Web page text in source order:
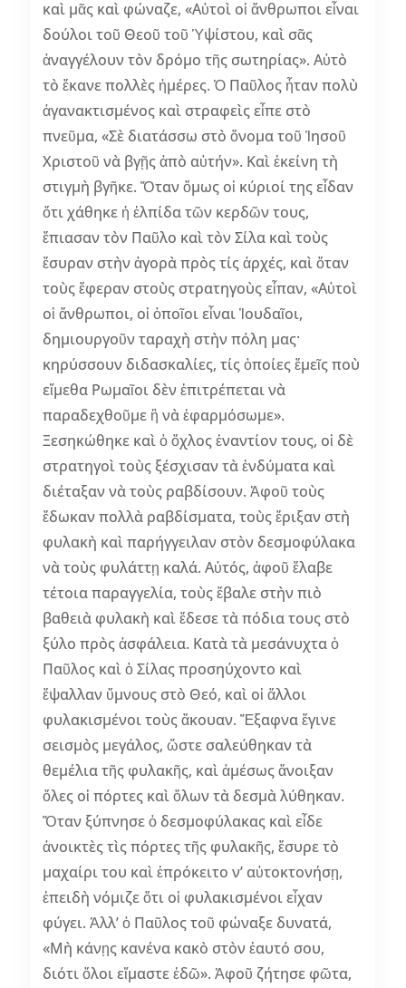
καὶ μᾶς καὶ φώναζε, «Αὐτοὶ οἱ ἄνθρωποι εἶναι
δούλοι τοῦ Θεοῦ τοῦ Ὑψίστου, καὶ σᾶς
ἀναγγέλουν τὸν δρόμο τῆς σωτηρίας». Αὐτὸ
τὸ ἔκανε πολλὲς ἡμέρες. Ὁ Παῦλος ἦταν πολὺ
ἀγανακτισμένος καὶ στραφεὶς εἶπε στὸ
πνεῦμα, «Σὲ διατάσσω στὸ ὄνομα τοῦ Ἰησοῦ
Χριστοῦ νὰ βγῇς ἀπὸ αὐτήν». Καὶ ἐκείνη τὴ
στιγμὴ βγῆκε. Ὅταν ὅμως οἱ κύριοί της εἶδαν
ὅτι χάθηκε ἡ ἐλπίδα τῶν κερδῶν τους,
ἔπιασαν τὸν Παῦλο καὶ τὸν Σίλα καὶ τοὺς
ἔσυραν στὴν ἀγορὰ πρὸς τίς ἀρχές, καὶ ὅταν
τοὺς ἔφεραν στοὺς στρατηγοὺς εἶπαν, «Αὐτοὶ
οἱ ἄνθρωποι, οἱ ὁποῖοι εἶναι Ἰουδαῖοι,
δημιουργοῦν ταραχὴ στὴν πόλη μας·
κηρύσσουν διδασκαλίες, τίς ὁποίες ἔμεῖς ποὺ
εἴμεθα Ρωμαῖοι δὲν ἐπιτρέπεται νὰ
παραδεχθοῦμε ἢ νὰ ἐφαρμόσωμε».
Ξεσηκώθηκε καὶ ὁ ὄχλος ἐναντίον τους, οἱ δὲ
στρατηγοὶ τοὺς ξέσχισαν τὰ ἐνδύματα καὶ
διέταξαν νὰ τοὺς ραβδίσουν. Ἀφοῦ τοὺς
ἔδωκαν πολλὰ ραβδίσματα, τοὺς ἔριξαν στὴ
φυλακὴ καὶ παρήγγειλαν στὸν δεσμοφύλακα
νὰ τοὺς φυλάττῃ καλά. Αὐτός, ἀφοῦ ἔλαβε
τέτοια παραγγελία, τοὺς ἔβαλε στὴν πιὸ
βαθειὰ φυλακὴ καὶ ἔδεσε τὰ πόδια τους στὸ
ξύλο πρὸς ἀσφάλεια. Κατὰ τὰ μεσάνυχτα ὁ
Παῦλος καὶ ὁ Σίλας προσηύχοντο καὶ
ἔψαλλαν ὕμνους στὸ Θεό, καὶ οἱ ἄλλοι
φυλακισμένοι τοὺς ἄκουαν. Ἔξαφνα ἔγινε
σεισμὸς μεγάλος, ὥστε σαλεύθηκαν τὰ
θεμέλια τῆς φυλακῆς, καὶ ἀμέσως ἄνοιξαν
ὅλες οἱ πόρτες καὶ ὅλων τὰ δεσμὰ λύθηκαν.
Ὅταν ξύπνησε ὁ δεσμοφύλακας καὶ εἶδε
ἀνοικτὲς τὶς πόρτες τῆς φυλακῆς, ἔσυρε τὸ
μαχαίρι του καὶ ἐπρόκειτο ν’ αὐτοκτονήσῃ,
ἐπειδὴ νόμιζε ὅτι οἱ φυλακισμένοι εἶχαν
φύγει. Ἀλλ’ ὁ Παῦλος τοῦ φώναξε δυνατά,
«Μὴ κάνῃς κανένα κακὸ στὸν ἑαυτό σου,
διότι ὅλοι εἴμαστε ἐδῶ». Ἀφοῦ ζήτησε φῶτα,